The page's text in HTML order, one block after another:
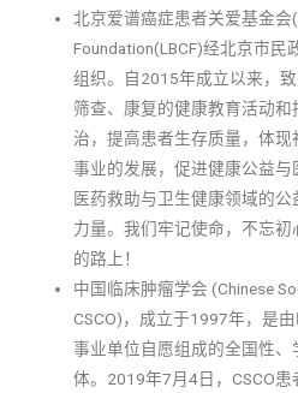
北京爱谱癌症患者关爱基金会(
Foundation(LBCF)经北京市民
组织。自2015年成立以来，
筛查、康复的健康教育活动
治，提高患者生存质量，体
事业的发展，促进健康公益
医药救助与卫生健康领域的
力量。我们牢记使命，不忘
的路上！
中国临床肿瘤学会 (Chinese
CSCO)，成立于1997年，是
事业单位自愿组成的全国性
体。2019年7月4日，CSCO